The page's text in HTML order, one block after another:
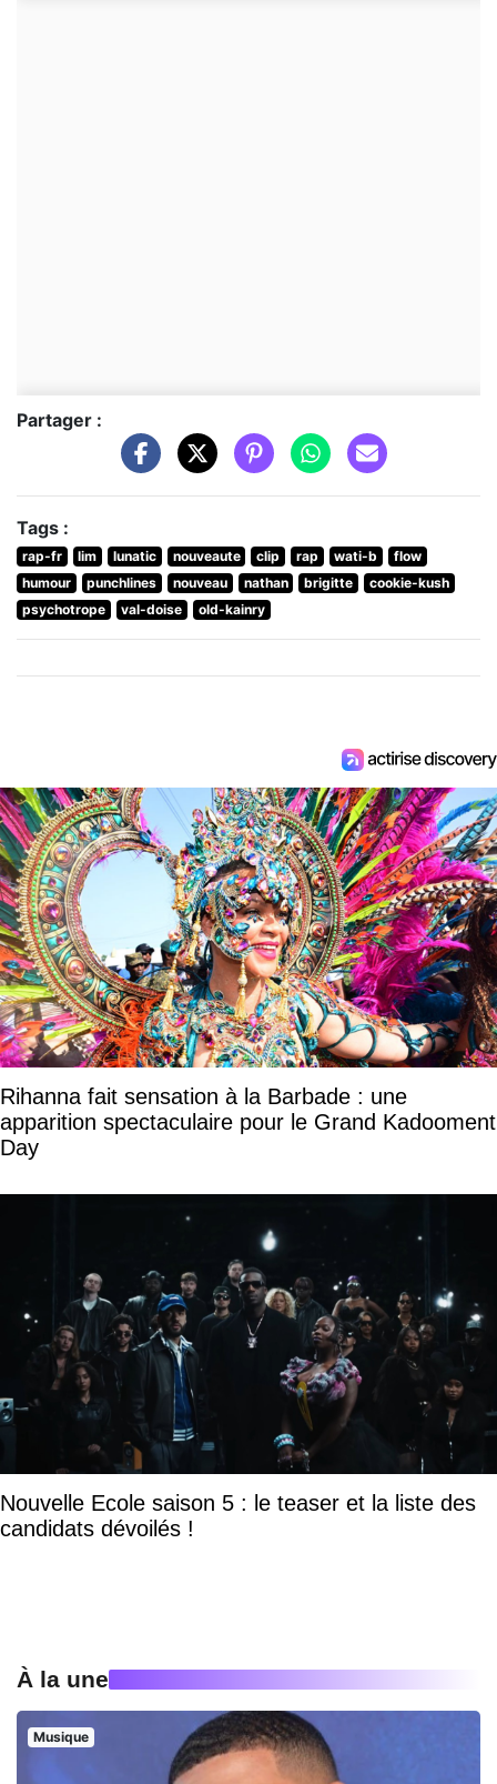
Partager :
Tags :
rap-fr lim lunatic nouveaute clip rap wati-b
flow
humour
punchlines nouveau nathan brigitte
cookie-kush
psychotrope
val-doise old-kainry
Rihanna fait sensation à la Barbade : une
apparition spectaculaire pour le Grand Kadooment
Day
Nouvelle Ecole saison 5 : le teaser et la liste des
candidats dévoilés !
À la une
Musique